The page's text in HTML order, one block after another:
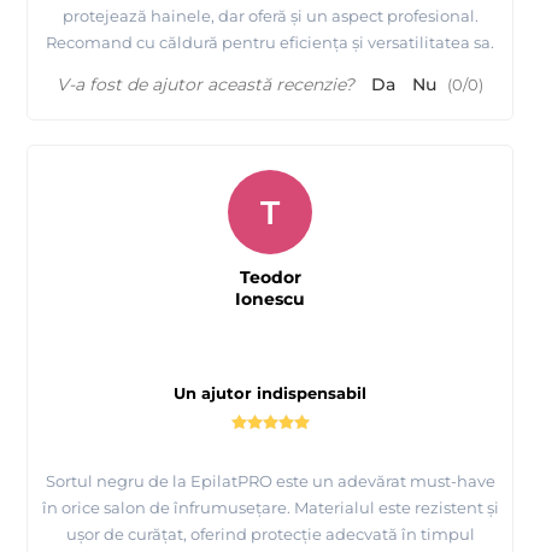
protejează hainele, dar oferă și un aspect profesional.
Recomand cu căldură pentru eficiența și versatilitatea sa.
V-a fost de ajutor această recenzie? Da Nu (0/0)
Un ajutor indispensabil
Sortul negru de la EpilatPRO este un adevărat must-have
în orice salon de înfrumusețare. Materialul este rezistent și
ușor de curățat, oferind protecție adecvată în timpul
T
Teodor
Ionescu